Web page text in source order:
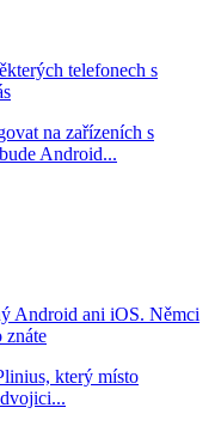
telefonech s
na zařízeních s
Android...
Android ani iOS. Němci
znáte
který místo